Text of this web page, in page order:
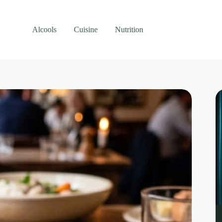
Alcools Cuisine Nutrition